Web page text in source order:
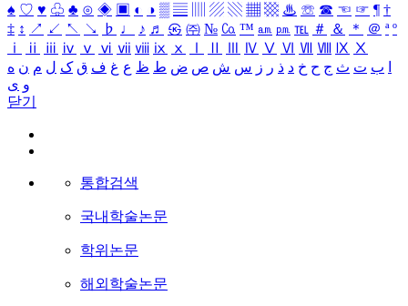
♠ ♡ ♥ ♧ ♣ ⊙ ◈ ▣ ◐ ◑ ▒ ▤ ▨ ▧ ▦ ▩ ♨ ☏ ☎ ☜ ☞ ¶ †
‡ ↕ ↗ ↙ ↖ ↘ ♭ ♩ ♪ ♬ ㉿ ㈜ № ㏇ ™ ㏂ ㏘ ℡ ＃ ＆ ＊ ＠ ª º
ⅰ
ⅱ ⅲ ⅳ ⅴ ⅵ ⅶ ⅷ ⅸ ⅹ Ⅳ Ⅴ Ⅵ Ⅶ Ⅷ Ⅸ Ⅹ
ب ت ث ج ح خ د ذ ر ز س ش ص ض ط ظ ع غ ف ق ک ل م ن ه
و ی
닫기
통합검색
국내학술논문
학위논문
해외학술논문